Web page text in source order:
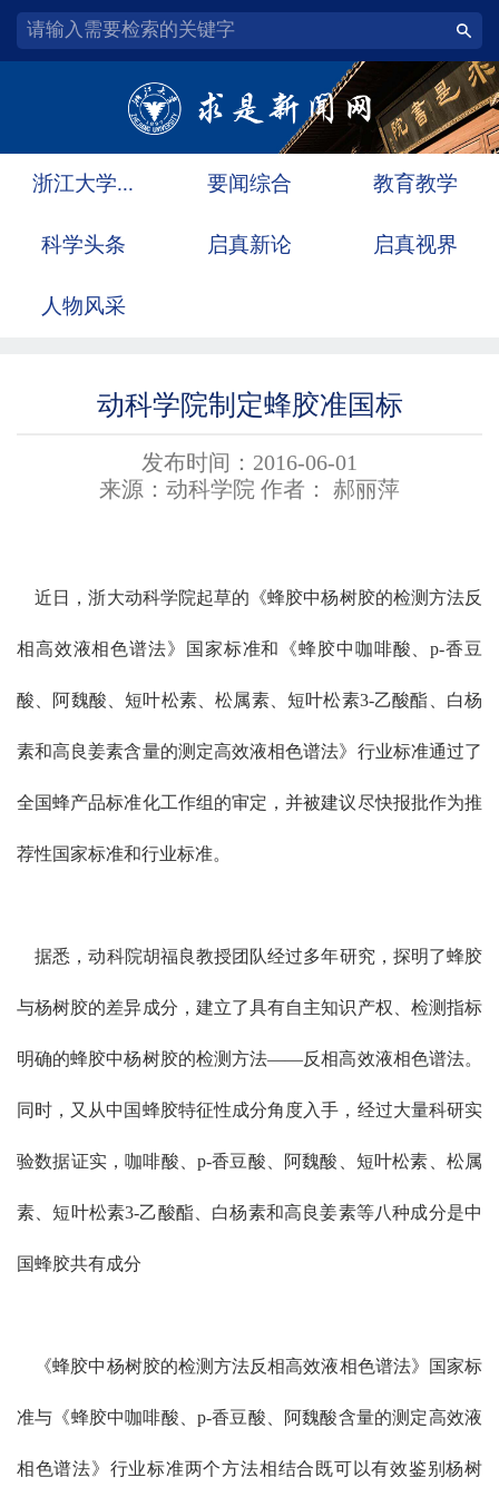
浙江大学... 要闻综合 教育教学
科学头条 启真新论 启真视界
人物风采
动科学院制定蜂胶准国标
发布时间：2016-06-01
来源：动科学院 作者： 郝丽萍
近日，浙大动科学院起草的《蜂胶中杨树胶的检测方法反
相高效液相色谱法》国家标准和《蜂胶中咖啡酸、p-香豆
酸、阿魏酸、短叶松素、松属素、短叶松素3-乙酸酯、白杨
素和高良姜素含量的测定高效液相色谱法》行业标准通过了
全国蜂产品标准化工作组的审定，并被建议尽快报批作为推
荐性国家标准和行业标准。
据悉，动科院胡福良教授团队经过多年研究，探明了蜂胶
与杨树胶的差异成分，建立了具有自主知识产权、检测指标
明确的蜂胶中杨树胶的检测方法——反相高效液相色谱法。
同时，又从中国蜂胶特征性成分角度入手，经过大量科研实
验数据证实，咖啡酸、p-香豆酸、阿魏酸、短叶松素、松属
素、短叶松素3-乙酸酯、白杨素和高良姜素等八种成分是中
国蜂胶共有成分
《蜂胶中杨树胶的检测方法反相高效液相色谱法》国家标
准与《蜂胶中咖啡酸、p-香豆酸、阿魏酸含量的测定高效液
相色谱法》行业标准两个方法相结合既可以有效鉴别杨树